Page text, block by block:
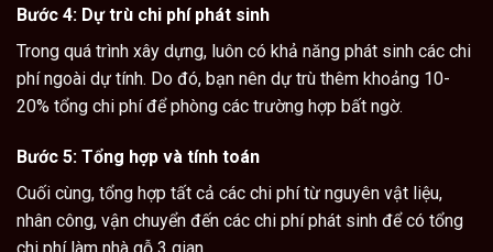
Bước 4: Dự trù chi phí phát sinh
Trong quá trình xây dựng, luôn có khả năng phát sinh các chi
phí ngoài dự tính. Do đó, bạn nên dự trù thêm khoảng 10-
20% tổng chi phí để phòng các trường hợp bất ngờ.
Bước 5: Tổng hợp và tính toán
Cuối cùng, tổng hợp tất cả các chi phí từ nguyên vật liệu,
nhân công, vận chuyển đến các chi phí phát sinh để có tổng